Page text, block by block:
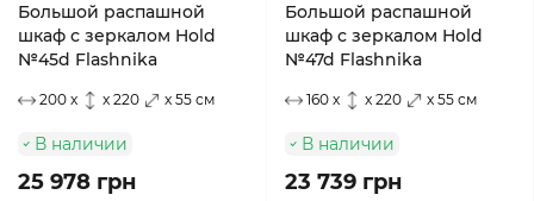
Большой распашной
шкаф с зеркалом Hold
№45d Flashnika
200 x x 220 x 55 см
В наличии
25 978 грн
Большой распашной
шкаф с зеркалом Hold
№47d Flashnika
160 x x 220 x 55 см
В наличии
23 739 грн